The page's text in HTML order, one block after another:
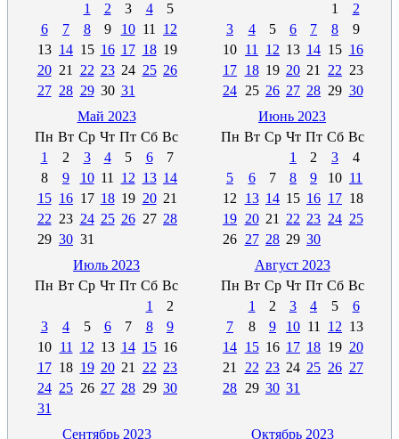
1
2 3 4
5
6
7 8 9 10 11
12
13 14 15 16 17 18 19
20 21 22 23 24 25 26
27 28 29 30 31
1
2
3
4 5 6 7 8
9
10 11 12 13 14 15 16
17 18 19 20 21 22 23
24 25 26 27 28 29 30
Май 2023
Пн Вт Ср Чт Пт Сб Вс
1
2 3 4 5 6
7
8
9 10 11 12 13 14
15 16 17 18 19 20 21
22 23 24 25 26 27 28
29 30 31
Июнь 2023
Пн Вт Ср Чт Пт Сб Вс
1
2 3
4
5
6 7 8 9 10 11
12
13 14 15 16 17 18
19 20 21 22 23 24 25
26 27 28 29 30
Июль 2023
Пн Вт Ср Чт Пт Сб Вс
1
2
3
4 5 6 7 8
9
10
11 12 13 14 15 16
17 18 19 20 21 22 23
24 25 26 27 28 29 30
31
Август 2023
Пн Вт Ср Чт Пт Сб Вс
1
2 3 4 5
6
7
8 9 10 11 12 13
14 15 16 17 18 19 20
21
22 23 24 25 26 27
28 29 30 31
Сентябрь 2023
Октябрь 2023